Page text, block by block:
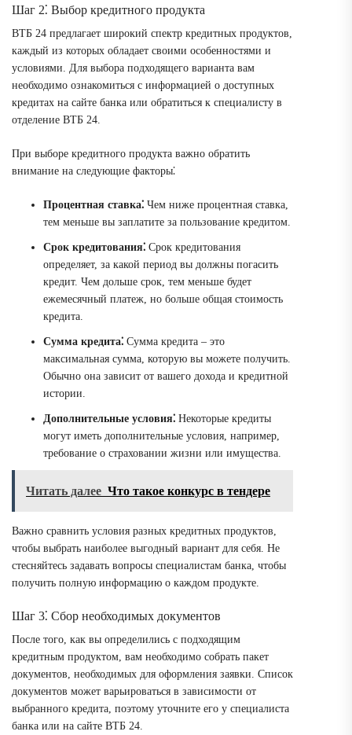
Шаг 2⁚ Выбор кредитного продукта
ВТБ 24 предлагает широкий спектр кредитных продуктов,
каждый из которых обладает своими особенностями и
условиями. Для выбора подходящего варианта вам
необходимо ознакомиться с информацией о доступных
кредитах на сайте банка или обратиться к специалисту в
отделение ВТБ 24.
При выборе кредитного продукта важно обратить
внимание на следующие факторы⁚
Процентная ставка⁚ Чем ниже процентная ставка,
тем меньше вы заплатите за пользование кредитом.
Срок кредитования⁚ Срок кредитования
определяет, за какой период вы должны погасить
кредит. Чем дольше срок, тем меньше будет
ежемесячный платеж, но больше общая стоимость
кредита.
Сумма кредита⁚ Сумма кредита – это
максимальная сумма, которую вы можете получить.
Обычно она зависит от вашего дохода и кредитной
истории.
Дополнительные условия⁚ Некоторые кредиты
могут иметь дополнительные условия, например,
требование о страховании жизни или имущества.
Читать далее Что такое конкурс в тендере
Важно сравнить условия разных кредитных продуктов,
чтобы выбрать наиболее выгодный вариант для себя. Не
стесняйтесь задавать вопросы специалистам банка, чтобы
получить полную информацию о каждом продукте.
Шаг 3⁚ Сбор необходимых документов
После того, как вы определились с подходящим
кредитным продуктом, вам необходимо собрать пакет
документов, необходимых для оформления заявки. Список
документов может варьироваться в зависимости от
выбранного кредита, поэтому уточните его у специалиста
банка или на сайте ВТБ 24.